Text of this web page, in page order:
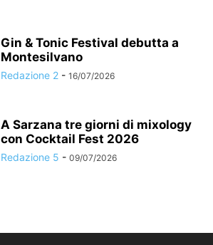
Gin & Tonic Festival debutta a
Montesilvano
Redazione 2 - 16/07/2026
A Sarzana tre giorni di mixology
con Cocktail Fest 2026
Redazione 5 - 09/07/2026